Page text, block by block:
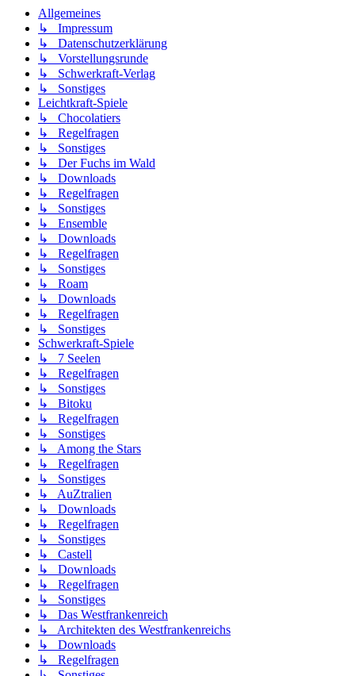
Allgemeines
↳ Impressum
↳ Datenschutzerklärung
↳ Vorstellungsrunde
↳ Schwerkraft-Verlag
↳ Sonstiges
Leichtkraft-Spiele
↳ Chocolatiers
↳ Regelfragen
↳ Sonstiges
↳ Der Fuchs im Wald
↳ Downloads
↳ Regelfragen
↳ Sonstiges
↳ Ensemble
↳ Downloads
↳ Regelfragen
↳ Sonstiges
↳ Roam
↳ Downloads
↳ Regelfragen
↳ Sonstiges
Schwerkraft-Spiele
↳ 7 Seelen
↳ Regelfragen
↳ Sonstiges
↳ Bitoku
↳ Regelfragen
↳ Sonstiges
↳ Among the Stars
↳ Regelfragen
↳ Sonstiges
↳ AuZtralien
↳ Downloads
↳ Regelfragen
↳ Sonstiges
↳ Castell
↳ Downloads
↳ Regelfragen
↳ Sonstiges
↳ Das Westfrankenreich
↳ Architekten des Westfrankenreichs
↳ Downloads
↳ Regelfragen